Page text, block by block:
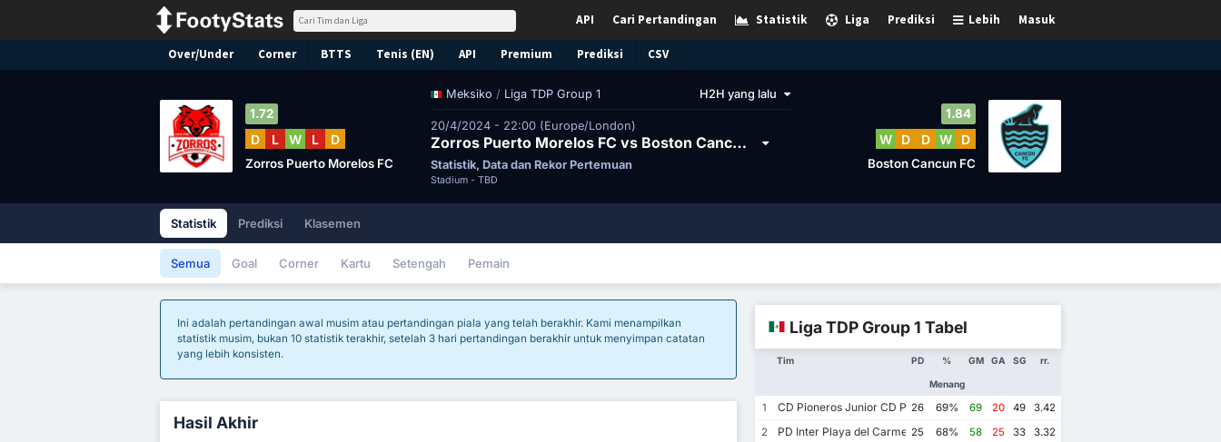
Masuk
Lebih
Prediksi
Liga
Statistik
Cari Pertandingan
API
Over/Under Corner BTTS Tenis (EN) API Premium Prediksi CSV
Meksiko / Liga TDP Group 1 H2H yang lalu
20/4/2024 - 22:00 (Europe/London)
Zorros Puerto Morelos FC vs Boston Cancun FC
Statistik, Data dan Rekor Pertemuan
Stadium - TBD
1.72
D L W L D
Zorros Puerto Morelos FC
1.84
W D D W D
Boston Cancun FC
Statistik Prediksi Klasemen
Semua Goal Corner Kartu Setengah Pemain
Ini adalah pertandingan awal musim atau pertandingan piala yang telah berakhir. Kami menampilkan
statistik musim, bukan 10 statistik terakhir, setelah 3 hari pertandingan berakhir untuk menyimpan catatan
yang lebih konsisten.
Hasil Akhir
Liga TDP Group 1 Tabel
Tim PD %
Menang
GM GA SG rr.
1 CD Pioneros Junior CD Pioneros de Cancun II
26 69% 69 20 49
3.42
2
PD Inter Playa del Carmen AC II
25 68% 58 25 33
3.32